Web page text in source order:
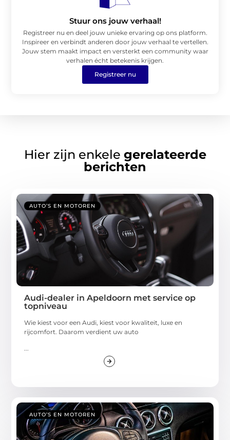
Stuur ons jouw verhaal!
Registreer nu en deel jouw unieke ervaring op ons platform.
Inspireer en verbindt anderen door jouw verhaal te vertellen.
Jouw stem maakt impact en versterkt een community waar
verhalen écht betekenis krijgen.
Registreer nu
Hier zijn enkele gerelateerde
berichten
AUTO’S EN MOTOREN
Audi-dealer in Apeldoorn met service op
topniveau
Wie kiest voor een Audi, kiest voor kwaliteit, luxe en
rijcomfort. Daarom verdient uw auto
...
AUTO’S EN MOTOREN